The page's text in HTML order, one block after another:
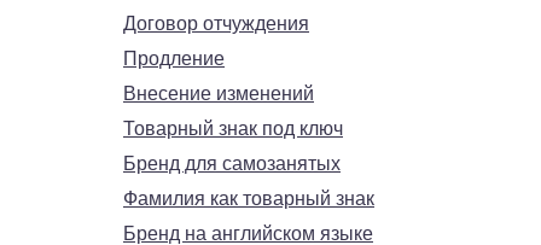
Договор отчуждения
Продление
Внесение изменений
Товарный знак под ключ
Бренд для самозанятых
Фамилия как товарный знак
Бренд на английском языке